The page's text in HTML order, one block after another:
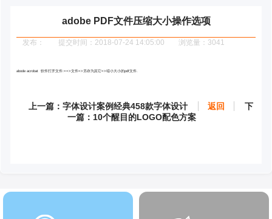
adobe PDF文件压缩大小操作选项
发布： 提交时间：2018-07-24 14:05:00 浏览量：3041
abode acrobat 软件打开文件:==>文件=>另存为其它=>缩小大小的pdf文件.
上一篇：字体设计案例经典458款字体设计 返回
下
一篇：10个醒目的LOGO配色方案